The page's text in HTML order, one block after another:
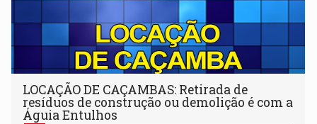
LOCAÇÃO DE CAÇAMBAS: Retirada de
resíduos de construção ou demolição é com a
Águia Entulhos